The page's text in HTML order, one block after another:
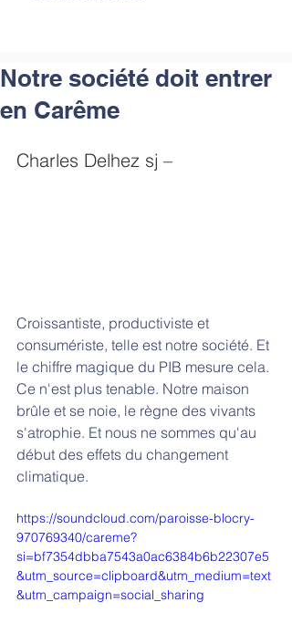
Notre société doit entrer
en Carême
Charles Delhez sj –
Croissantiste, productiviste et
consumériste, telle est notre société. Et
le chiffre magique du PIB mesure cela.
Ce n'est plus tenable. Notre maison
brûle et se noie, le règne des vivants
s'atrophie. Et nous ne sommes qu'au
début des effets du changement
climatique.
https://soundcloud.com/paroisse-blocry-
970769340/careme?
si=bf7354dbba7543a0ac6384b6b22307e5
&utm_source=clipboard&utm_medium=text
&utm_campaign=social_sharing